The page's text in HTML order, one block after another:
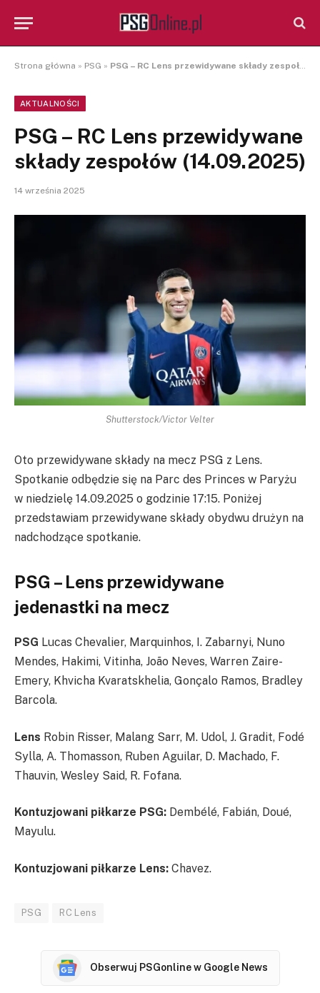
Strona główna » PSG » PSG – RC Lens przewidywane składy zespołów (14.09.2025)
AKTUALNOŚCI
PSG – RC Lens przewidywane
składy zespołów (14.09.2025)
14 września 2025
Shutterstock/Victor Velter
Oto przewidywane składy na mecz PSG z Lens.
Spotkanie odbędzie się na Parc des Princes w Paryżu
w niedzielę 14.09.2025 o godzinie 17:15. Poniżej
przedstawiam przewidywane składy obydwu drużyn na
nadchodzące spotkanie.
PSG – Lens przewidywane
jedenastki na mecz
PSG Lucas Chevalier, Marquinhos, I. Zabarnyi, Nuno
Mendes, Hakimi, Vitinha, João Neves, Warren Zaire-
Emery, Khvicha Kvaratskhelia, Gonçalo Ramos, Bradley
Barcola.
Lens Robin Risser, Malang Sarr, M. Udol, J. Gradit, Fodé
Sylla, A. Thomasson, Ruben Aguilar, D. Machado, F.
Thauvin, Wesley Said, R. Fofana.
Kontuzjowani piłkarze PSG: Dembélé, Fabián, Doué,
Mayulu.
Kontuzjowani piłkarze Lens: Chavez.
PSG RC Lens
Obserwuj PSGonline w Google News